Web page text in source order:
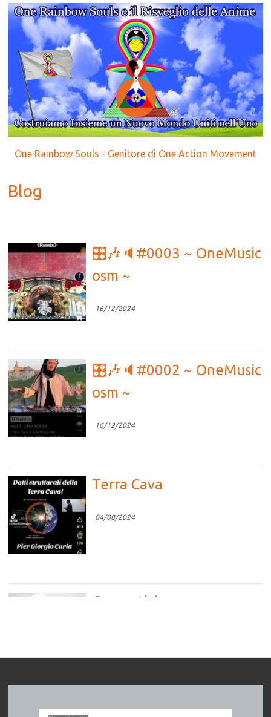
One Rainbow Souls - Genitore di One Action Movement
Blog
🎛🎶🔈#0003 ~ OneMusic
osm ~
16/12/2024
🎛🎶🔈#0002 ~ OneMusic
osm ~
16/12/2024
Terra Cava
04/08/2024
Competizione vs